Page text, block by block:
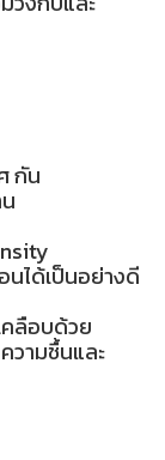
กัน
นได้เป็นอย่างดี
คลือบด้วย
วามชื้นและ